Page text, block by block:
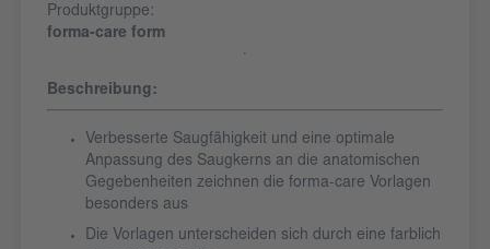
Produktgruppe:
forma-care form
Beschreibung:
Verbesserte Saugfähigkeit und eine optimale
Anpassung des Saugkerns an die anatomischen
Gegebenheiten zeichnen die forma-care Vorlagen
besonders aus
Die Vorlagen unterscheiden sich durch eine farblich